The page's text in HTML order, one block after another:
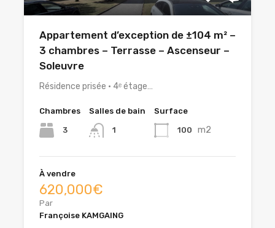
Appartement d’exception de ±104 m² –
3 chambres – Terrasse – Ascenseur –
Soleuvre
Résidence prisée • 4ᵉ étage…
Chambres
3
Salles de bain
1
Surface
100 m2
À vendre
620,000€
Par
Françoise KAMGAING